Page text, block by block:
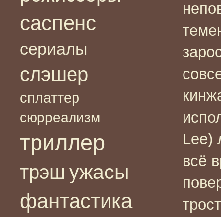
саспенс
сериалы
слэшер
сплаттер
сюрреализм
триллер
трэш ужасы
фантастика
Lee)
всё